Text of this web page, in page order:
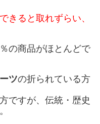
きると取れずらい、
の商品がほとんどで
ツの折られている方
ですが、伝統・歴史